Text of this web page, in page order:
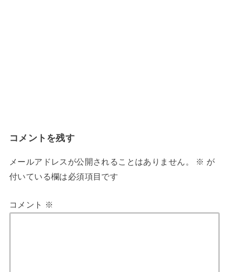
コメントを残す
メールアドレスが公開されることはありません。 ※ が
付いている欄は必須項目です
コメント ※